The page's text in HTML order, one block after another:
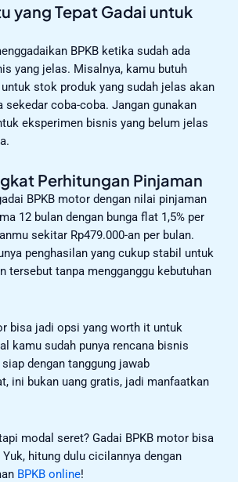
yang Tepat Gadai untuk
BPKB ketika sudah ada
yang jelas. Misalnya, kamu butuh
stok produk yang sudah jelas akan
sekedar coba-coba. Jangan gunakan
eksperimen bisnis yang belum jelas
Perhitungan Pinjaman
BPKB motor dengan nilai pinjaman
12 bulan dengan bunga flat 1,5% per
sekitar Rp479.000-an per bulan.
penghasilan yang cukup stabil untuk
tersebut tanpa mengganggu kebutuhan
bisa jadi opsi yang worth it untuk
kamu sudah punya rencana bisnis
dengan tanggung jawab
ini bukan uang gratis, jadi manfaatkan
modal seret? Gadai BPKB motor bisa
hitung dulu cicilannya dengan
BPKB online!